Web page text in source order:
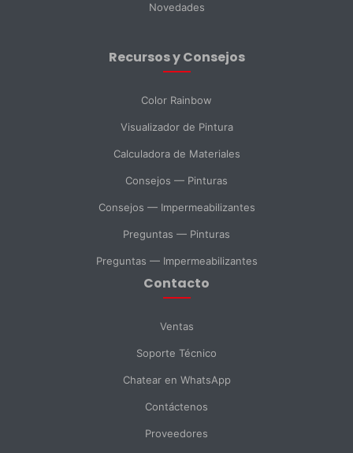
SELECCIONAR DEPARTAMENTO
Soporte Técnico Compras
Consulta General
Enviar Mensaje
Novedades
Recursos y Consejos
Color Rainbow
Visualizador de Pintura
Calculadora de Materiales
Consejos — Pinturas
Consejos — Impermeabilizantes
Preguntas — Pinturas
Preguntas — Impermeabilizantes
Contacto
Ventas
Soporte Técnico
Chatear en WhatsApp
Contáctenos
Proveedores